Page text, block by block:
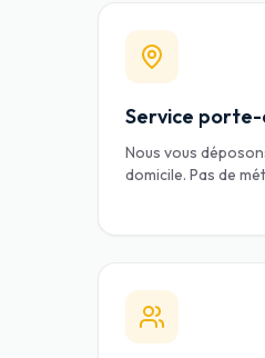
Service
Nous vous
domicile. Pas de